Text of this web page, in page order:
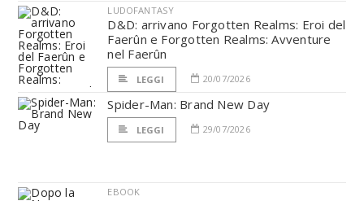
LUDOFANTASY
D&D: arrivano Forgotten Realms: Eroi del
Faerûn e Forgotten Realms: Avventure
nel Faerûn
LEGGI 20/07/2026
Spider-Man: Brand New Day
LEGGI 29/07/2026
EBOOK